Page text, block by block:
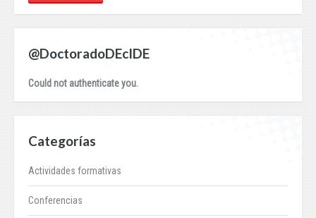
@DoctoradoDEcIDE
Could not authenticate you.
Categorías
Actividades formativas
Conferencias